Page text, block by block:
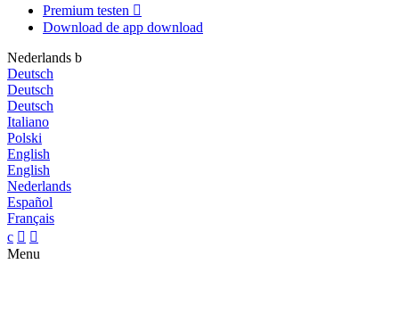
Premium testen 
Download de app download
Nederlands b
Deutsch
Deutsch
Deutsch
Italiano
Polski
English
English
Nederlands
Español
Français
c  
Menu